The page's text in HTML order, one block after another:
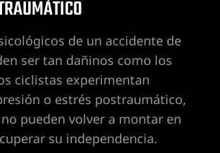
de un accidente de
ser tan dañinos como los
ciclistas experimentan
o estrés postraumático,
pueden volver a montar en
su independencia.